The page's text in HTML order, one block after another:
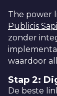
The power
Publicis
zonder
waardoor
Stap 2:
De beste